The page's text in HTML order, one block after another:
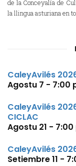
de la Conceyalía de
la llingua asturiana en
CaleyAvilés
Agostu 7 - 7:00
CaleyAvilés
CICLAC
Agostu 21 -
CaleyAvilés
Setiembre 11 -